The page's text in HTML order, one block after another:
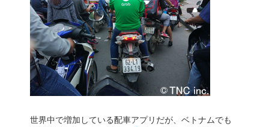
世界中で増加している配車アプリだが、ベトナムでも